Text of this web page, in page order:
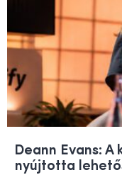
Deann Evans:
nyújtotta